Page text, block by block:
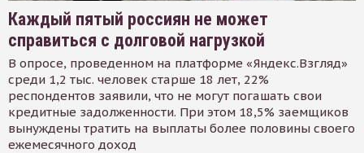
Каждый пятый россиян не может
справиться с долговой нагрузкой
В опросе, проведенном на платформе «Яндекс.Взгляд»
среди 1,2 тыс. человек старше 18 лет, 22%
респондентов заявили, что не могут погашать свои
кредитные задолженности. При этом 18,5% заемщиков
вынуждены тратить на выплаты более половины своего
ежемесячного доход